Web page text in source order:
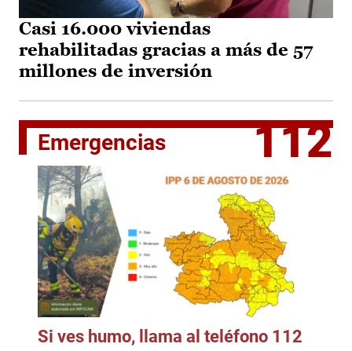
Casi 16.000 viviendas
rehabilitadas gracias a más de 57
millones de inversión
Emergencias 112
Si ves humo, llama al teléfono 112